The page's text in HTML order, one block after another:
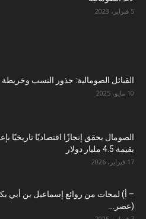
5 فبراير، 2023
القبائل الصومالية: جذور النسب وخريطة
10 مايو، 2025
الصومال يحقق إنجازًا اقتصاديًا تاريخيًا
بقيمة 4.5 مليار دولار
17 فبراير، 2026
– أ) لمحات من روائع إسماعيل بن أبي
(عصر...